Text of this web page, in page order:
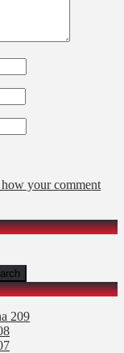
your comment
209